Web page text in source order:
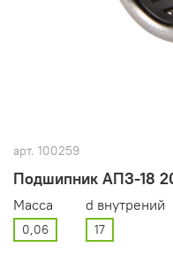
арт. 100259
Подшипник АПЗ-18
Масса
0,06
d внутрений
17